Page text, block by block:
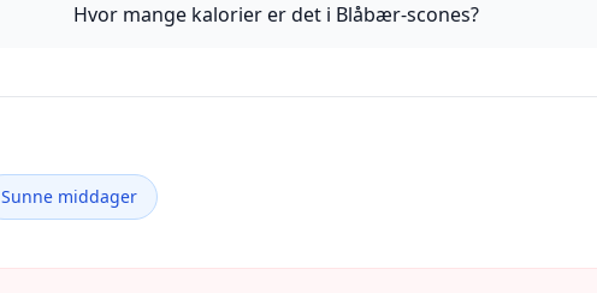
Hvor mange kalorier er det i Blåbær-scones?
Sunne middager